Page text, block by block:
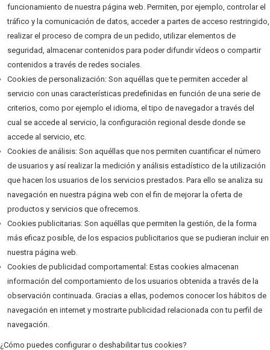
funcionamiento de nuestra página web. Permiten, por ejemplo, controlar el
tráfico y la comunicación de datos, acceder a partes de acceso restringido,
realizar el proceso de compra de un pedido, utilizar elementos de
seguridad, almacenar contenidos para poder difundir vídeos o compartir
contenidos a través de redes sociales.
Cookies de personalización: Son aquéllas que te permiten acceder al
servicio con unas características predefinidas en función de una serie de
criterios, como por ejemplo el idioma, el tipo de navegador a través del
cual se accede al servicio, la configuración regional desde donde se
accede al servicio, etc.
Cookies de análisis: Son aquéllas que nos permiten cuantificar el número
de usuarios y así realizar la medición y análisis estadístico de la utilización
que hacen los usuarios de los servicios prestados. Para ello se analiza su
navegación en nuestra página web con el fin de mejorar la oferta de
productos y servicios que ofrecemos.
Cookies publicitarias: Son aquéllas que permiten la gestión, de la forma
más eficaz posible, de los espacios publicitarios que se pudieran incluir en
nuestra página web.
Cookies de publicidad comportamental: Estas cookies almacenan
información del comportamiento de los usuarios obtenida a través de la
observación continuada. Gracias a ellas, podemos conocer los hábitos de
navegación en internet y mostrarte publicidad relacionada con tu perfil de
navegación.
¿Cómo puedes configurar o deshabilitar tus cookies?